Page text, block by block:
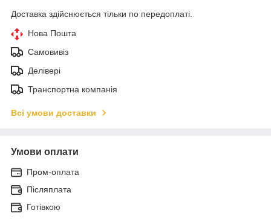
Доставка здійснюється тільки по передоплаті.
Нова Пошта
Самовивіз
Делівері
Транспортна компанія
Всі умови доставки
Умови оплати
Пром-оплата
Післяплата
Готівкою